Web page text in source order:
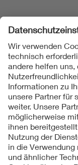
Folgen Sie uns
Kontakt